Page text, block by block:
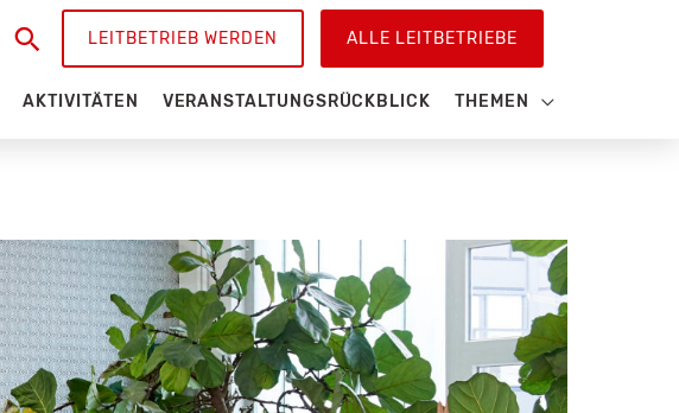
SuchenLEITBETRIEB WERDEN ALLE LEITBETRIEBE
AKTIVITÄTEN VERANSTALTUNGSRÜCKBLICK THEMEN